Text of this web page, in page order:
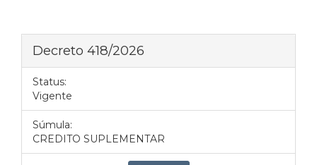
Decreto 418/2026
Status:
Vigente
Súmula:
CREDITO SUPLEMENTAR